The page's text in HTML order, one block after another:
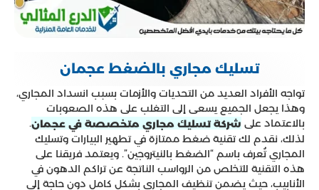
تسليك مجاري بالضغط عجمان
تواجه الأفراد العديد من التحديات والأزمات بسبب انسداد المجاري،
وهذا يجعل الجميع يسعى إلى التغلب على هذه الصعوبات
بالاعتماد على شركة تسليك مجاري متخصصة في عجمان.
لذلك، نقدم لك تقنية ضغط ممتازة في تطهير البيارات وتسليك
المجاري تُعرف باسم “الضغط بالنيتروجين”. ويعتمد فريقنا على
هذه التقنية للتخلص من الرواسب الناتجة عن تراكم الدهون في
الأنابيب، حيث يضمن تنظيف المجاري بشكل كامل دون حاجة إلى